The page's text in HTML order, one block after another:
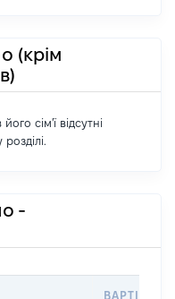
(крім
сім'ї відсутні
-
ВАРТІСТЬ